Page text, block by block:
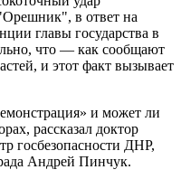
в ответ на
главы государства в
что — как сообщают
и этот факт вызывает
и может ли
рассказал доктор
госбезопасности ДНР,
Андрей Пинчук.